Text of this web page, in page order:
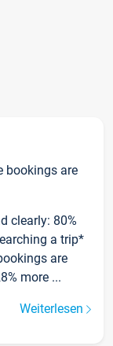
bookings are
clearly: 80%
a trip*
are
more ...
Weiterlesen